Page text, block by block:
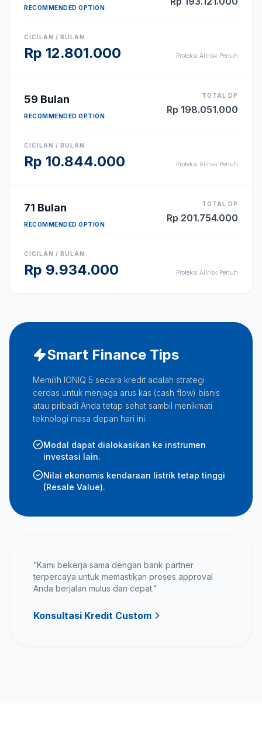
RECOMMENDED OPTION
CICILAN / BULAN
Rp 12.801.000 Proteksi Allrisk Penuh
59 Bulan
RECOMMENDED OPTION
TOTAL DP
Rp 198.051.000
CICILAN / BULAN
Rp 10.844.000 Proteksi Allrisk Penuh
71 Bulan
RECOMMENDED OPTION
TOTAL DP
Rp 201.754.000
CICILAN / BULAN
Rp 9.934.000 Proteksi Allrisk Penuh
Smart Finance Tips
Memilih IONIQ 5 secara kredit adalah strategi
cerdas untuk menjaga arus kas (cash flow) bisnis
atau pribadi Anda tetap sehat sambil menikmati
teknologi masa depan hari ini.
Modal dapat dialokasikan ke instrumen
investasi lain.
Nilai ekonomis kendaraan listrik tetap tinggi
(Resale Value).
“Kami bekerja sama dengan bank partner
terpercaya untuk memastikan proses approval
Anda berjalan mulus dan cepat.”
Konsultasi Kredit Custom